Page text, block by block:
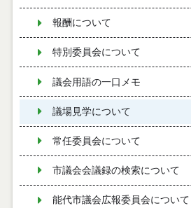
報酬について
特別委員会について
議会用語の一口メモ
議場見学について
常任委員会について
市議会会議録の検索について
能代市議会広報委員会について